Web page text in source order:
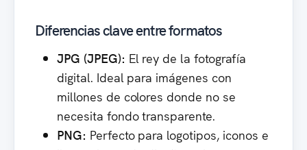
Diferencias clave entre formatos
JPG (JPEG): El rey de la fotografía
digital. Ideal para imágenes con
millones de colores donde no se
necesita fondo transparente.
PNG: Perfecto para logotipos, iconos e